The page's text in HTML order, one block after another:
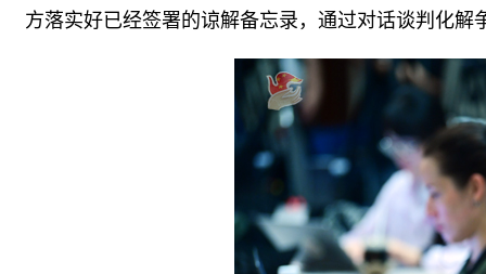
方落实好已经签署的谅解备忘录，通过对话谈判化解